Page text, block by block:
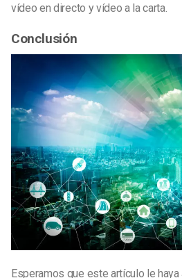
vídeo en directo y vídeo a la carta.
Conclusión
Esperamos que este artículo le